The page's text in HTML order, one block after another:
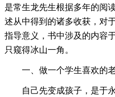
是常生龙先生根据多年的阅
述从中得到的诸多收获，对
指导意义，书中涉及的内容
只窥得冰山一角。
一、做一个学生喜欢的老
自己先变成孩子，是于